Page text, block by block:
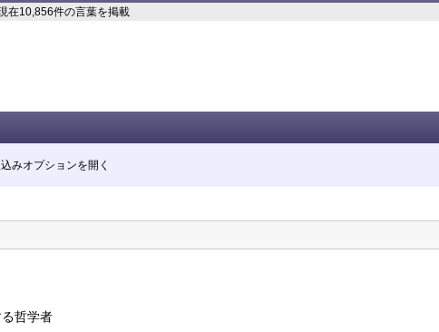
在10,856件の言葉を掲載
みオプションを開く
哲学者